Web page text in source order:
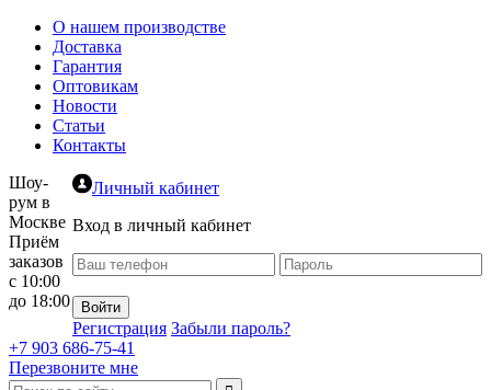
О нашем производстве
Доставка
Гарантия
Оптовикам
Новости
Статьи
Контакты
Личный кабинет
Вход в личный кабинет
Регистрация Забыли пароль?
Шоу-
рум в
Москве
Приём
заказов
с 10:00
до 18:00
+7 903 686-75-41
Перезвоните мне